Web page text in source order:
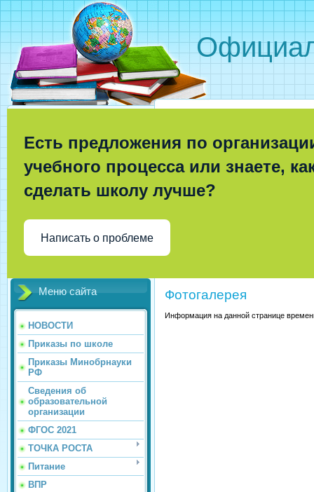
Есть предложения по
учебного процесса или знаете,
сделать школу лучше?
Написать о проблеме
Меню сайта
НОВОСТИ
Приказы по школе
Приказы Минобрнауки
РФ
Сведения об
образовательной
организации
ФГОС 2021
ТОЧКА РОСТА
Питание
ВПР
Фотогалерея
Информация на данной странице